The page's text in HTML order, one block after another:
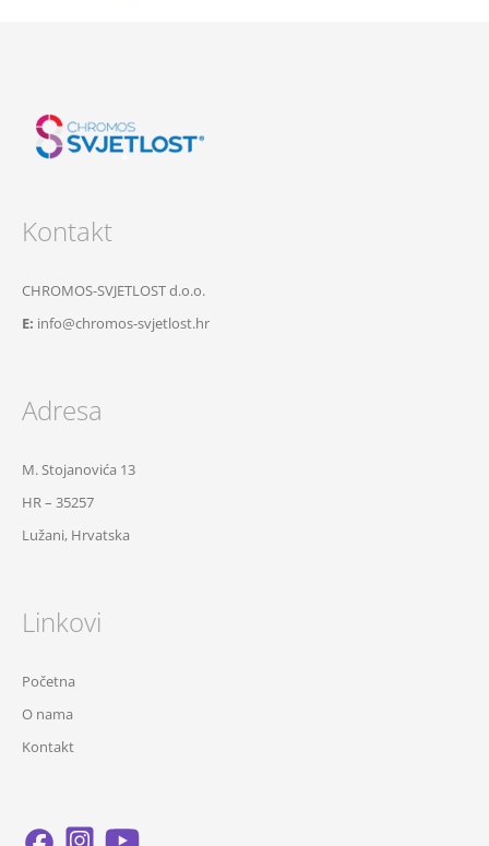
Kontakt
CHROMOS-SVJETLOST d.o.o.
E: info@chromos-svjetlost.hr
Adresa
M. Stojanovića 13
HR – 35257
Lužani, Hrvatska
Linkovi
Početna
O nama
Kontakt